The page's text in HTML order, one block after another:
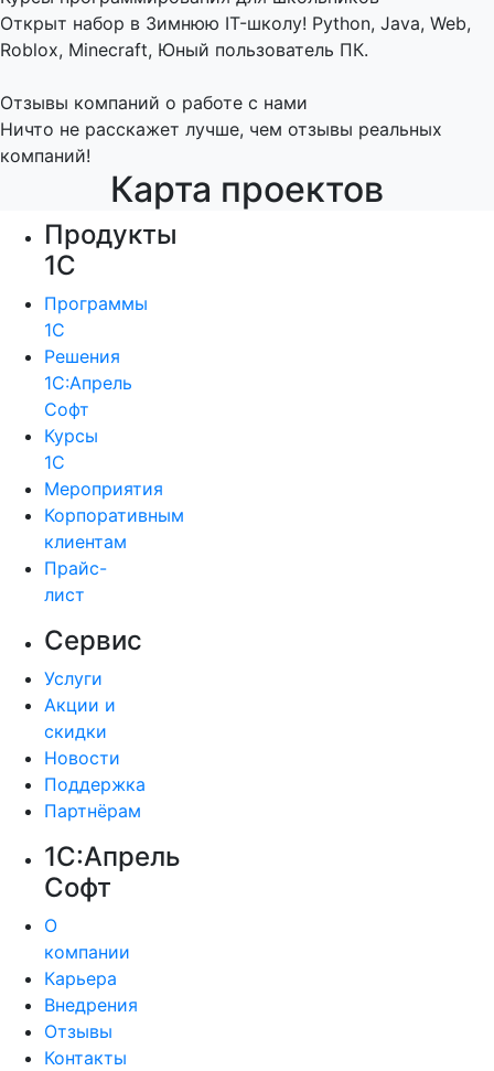
Открыт набор в Зимнюю IT-школу! Python, Java, Web,
Roblox, Minecraft, Юный пользователь ПК.
Отзывы компаний о работе с нами
Ничто не расскажет лучше, чем отзывы реальных
компаний!
Карта проектов
Продукты
1С
Программы
1С
Решения
1С:Апрель
Софт
Курсы
1С
Мероприятия
Корпоративным
клиентам
Прайс-
лист
Сервис
Услуги
Акции и
скидки
Новости
Поддержка
Партнёрам
1С:Апрель
Софт
О
компании
Карьера
Внедрения
Отзывы
Контакты